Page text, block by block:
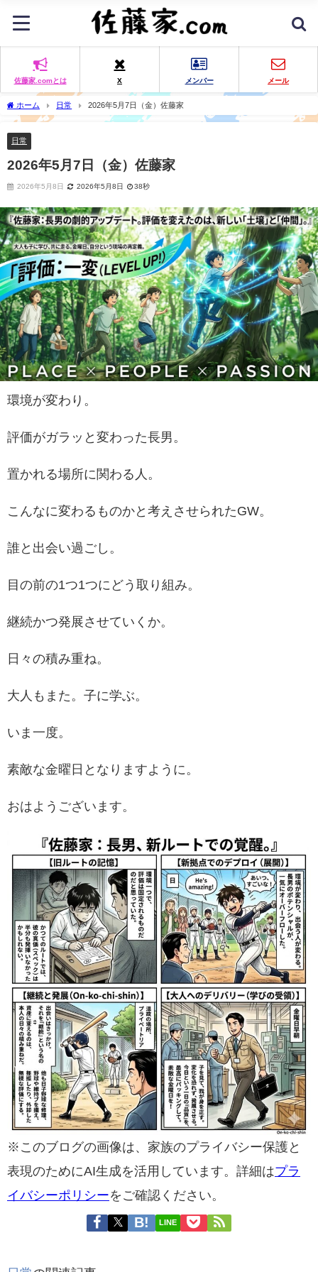
佐藤家.comとは X メンバー メール
ホーム 日常 2026年5月7日（金）佐藤家
日常
2026年5月7日（金）佐藤家
2026年5月8日 2026年5月8日 38秒
環境が変わり。
評価がガラッと変わった長男。
置かれる場所に関わる人。
こんなに変わるものかと考えさせられたGW。
誰と出会い過ごし。
目の前の1つ1つにどう取り組み。
継続かつ発展させていくか。
日々の積み重ね。
大人もまた。子に学ぶ。
いま一度。
素敵な金曜日となりますように。
おはようございます。
※このブログの画像は、家族のプライバシー保護と
表現のためにAI生成を活用しています。詳細はプラ
イバシーポリシーをご確認ください。
LINE